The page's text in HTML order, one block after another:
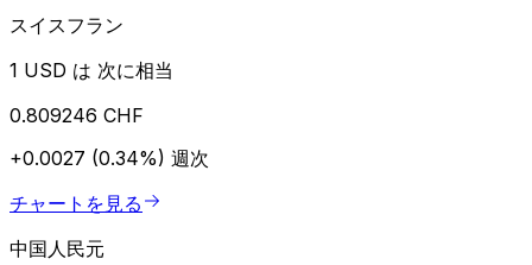
スイスフラン
1 USD は 次に相当
0.809246 CHF
+0.0027 (0.34%) 週次
チャートを見る
中国人民元